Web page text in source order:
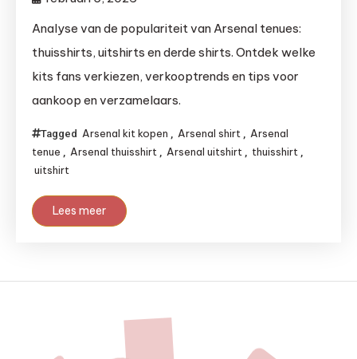
Analyse van de populariteit van Arsenal tenues:
thuisshirts, uitshirts en derde shirts. Ontdek welke
kits fans verkiezen, verkooptrends en tips voor
aankoop en verzamelaars.
Tagged Arsenal kit kopen Arsenal shirt
Arsenal
tenue
Arsenal thuisshirt Arsenal uitshirt thuisshirt
uitshirt
Lees meer